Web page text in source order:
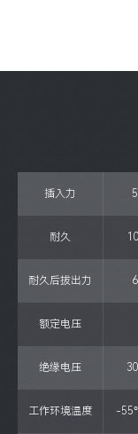
插入力
耐久
耐久后拔出力
额定电压
绝缘电压
工作环境温度 -